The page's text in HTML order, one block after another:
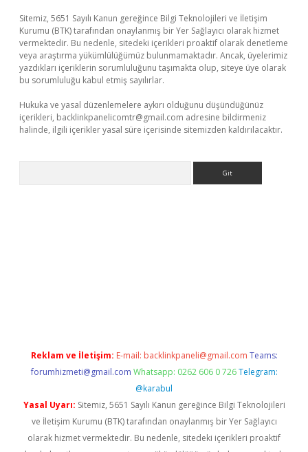
Sitemiz, 5651 Sayılı Kanun gereğince Bilgi Teknolojileri ve İletişim
Kurumu (BTK) tarafından onaylanmış bir Yer Sağlayıcı olarak hizmet
vermektedir. Bu nedenle, sitedeki içerikleri proaktif olarak denetleme
veya araştırma yükümlülüğümüz bulunmamaktadır. Ancak, üyelerimiz
yazdıkları içeriklerin sorumluluğunu taşımakta olup, siteye üye olarak
bu sorumluluğu kabul etmiş sayılırlar.
Hukuka ve yasal düzenlemelere aykırı olduğunu düşündüğünüz
içerikleri, backlinkpanelicomtr@gmail.com adresine bildirmeniz
halinde, ilgili içerikler yasal süre içerisinde sitemizden kaldırılacaktır.
Reklam ve İletişim: E-mail: backlinkpaneli@gmail.com Teams:
forumhizmeti@gmail.com Whatsapp: 0262 606 0 726 Telegram:
@karabul
Yasal Uyarı: Sitemiz, 5651 Sayılı Kanun gereğince Bilgi Teknolojileri
ve İletişim Kurumu (BTK) tarafından onaylanmış bir Yer Sağlayıcı
olarak hizmet vermektedir. Bu nedenle, sitedeki içerikleri proaktif